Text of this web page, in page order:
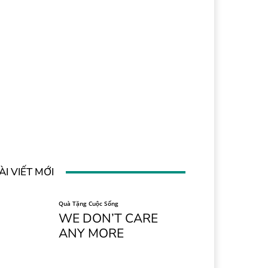
VIẾT MỚI
Quà Tặng Cuộc Sống
WE DON’T CARE
ANY MORE